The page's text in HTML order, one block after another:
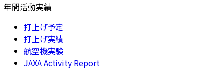
年間活動実績
打上げ予定
打上げ実績
航空機実験
JAXA Activity Report